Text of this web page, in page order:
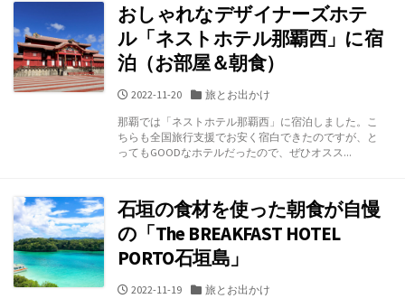
おしゃれなデザイナーズホテ
ル「ネストホテル那覇西」に宿
泊（お部屋＆朝食）
公
日
2022-11-20
カ
ゴ
リ
ー
旅とお出かけ
那覇では「ネストホテル那覇西」に宿泊しました。こ
ちらも全国旅行支援でお安く宿白できたのですが、と
ってもGOODなホテルだったので、ぜひオスス...
石垣の食材を使った朝食が自慢
の「The BREAKFAST HOTEL
PORTO石垣島」
公
2022-11-19
カ
旅とお出かけ